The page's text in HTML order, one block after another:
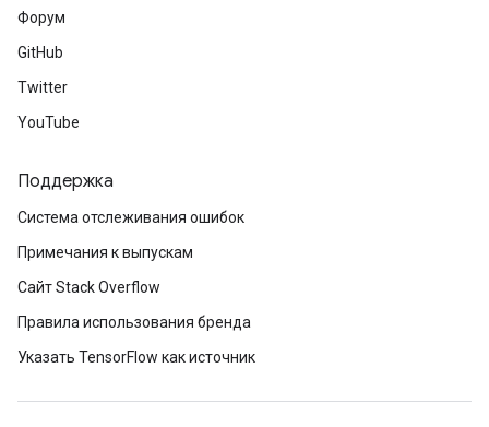
Форум
GitHub
Twitter
YouTube
Поддержка
Система отслеживания ошибок
Примечания к выпускам
Сайт Stack Overflow
Правила использования бренда
Указать TensorFlow как источник